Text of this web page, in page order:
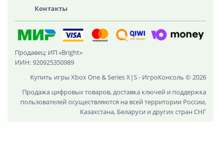
Контакты
Продавец: ИП «Bright»
ИИН: 920925350989
Купить игры Xbox One & Series X|S - ИгроКонсоль © 2026
Продажа цифровых товаров, доставка ключей и поддержка
пользователей осуществляются на всей территории России,
Казахстана, Беларуси и других стран СНГ